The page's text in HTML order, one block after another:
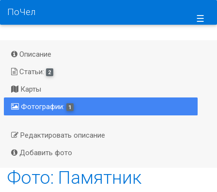
☰
ПоЧел
Описание
Статьи:
2
Карты
Фотографии:
1
Редактировать описание
Добавить фото
Фото: Памятник